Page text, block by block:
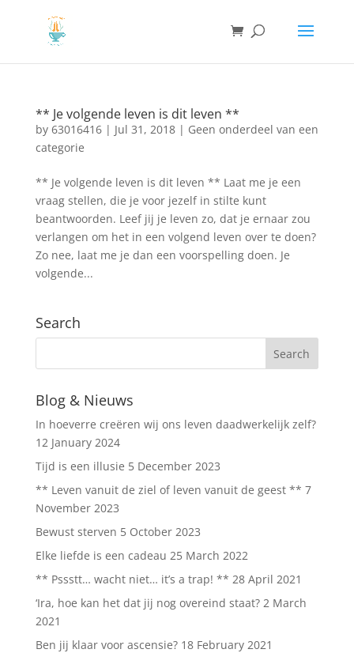
** Je volgende leven is dit leven **
by 63016416| Jul 31, 2018| Geen onderdeel van een
categorie
** Je volgende leven is dit leven ** Laat me je een
vraag stellen, die je voor jezelf in stilte kunt
beantwoorden. Leef jij je leven zo, dat je ernaar zou
verlangen om het in een volgend leven over te doen?
Zo nee, laat me je dan een voorspelling doen. Je
volgende...
Search
Blog & Nieuws
In hoeverre creëren wij ons leven daadwerkelijk zelf?
12 January 2024
Tijd is een illusie 5 December 2023
** Leven vanuit de ziel of leven vanuit de geest ** 7
November 2023
Bewust sterven 5 October 2023
Elke liefde is een cadeau 25 March 2022
** Pssstt… wacht niet… it’s a trap! ** 28 April 2021
‘Ira, hoe kan het dat jij nog overeind staat? 2 March
2021
Ben jij klaar voor ascensie? 18 February 2021